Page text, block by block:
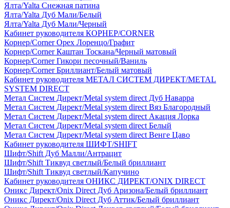
Ялта/Yalta Снежная патина
Ялта/Yalta Дуб Мали/Белый
Ялта/Yalta Дуб Мали/Черный
Кабинет руководителя КОРНЕР/CORNER
Корнер/Corner Орех Лоренцо/Графит
Корнер/Corner Каштан Тоскана/Черный матовый
Корнер/Corner Гикори песочный/Ваниль
Корнер/Corner Бриллиант/Белый матовый
Кабинет руководителя МЕТАЛ СИСТЕМ ДИРЕКТ/METAL
SYSTEM DIRECT
Метал Систем Директ/Metal system direct Дуб Наварра
Метал Систем Директ/Metal system direct Вяз Благородный
Метал Систем Директ/Metal system direct Акация Лорка
Метал Систем Директ/Metal system direct Белый
Метал Систем Директ/Metal system direct Венге Цаво
Кабинет руководителя ШИФТ/SHIFT
Шифт/Shift Дуб Малли/Антрацит
Шифт/Shift Тиквуд светлый/Белый бриллиант
Шифт/Shift Тиквуд светлый/Капучино
Кабинет руководителя ОНИКС ДИРЕКТ/ONIX DIRECT
Оникс Директ/Onix Direct Дуб Аризона/Белый бриллиант
Оникс Директ/Onix Direct Дуб Аттик/Белый бриллиант